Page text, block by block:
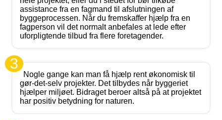
assistance fra en fagmand til afslutningen af
byggeprocessen. Når du fremskaffer hjælp fra en
fagperson vil det normalt anbefales at lede efter
uforpligtende tilbud fra flere foretagender.
3
Nogle gange kan man få hjælp rent økonomisk til
gør-det-selv projekter. Det tilbydes når byggeriet
hjælper miljøet. Bidraget beroer altså på at projektet
har positiv betydning for naturen.